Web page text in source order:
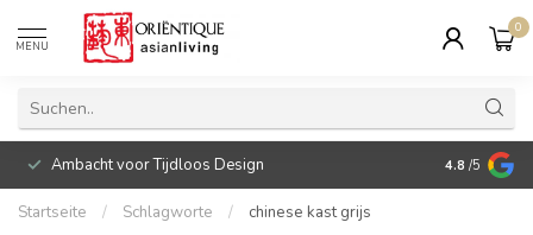
MENU
0
Ambacht voor Tijdloos Design Fysieke
4.8 /5
Startseite / Schlagworte / chinese kast grijs